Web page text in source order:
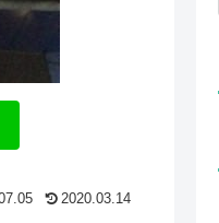
2020.03.14